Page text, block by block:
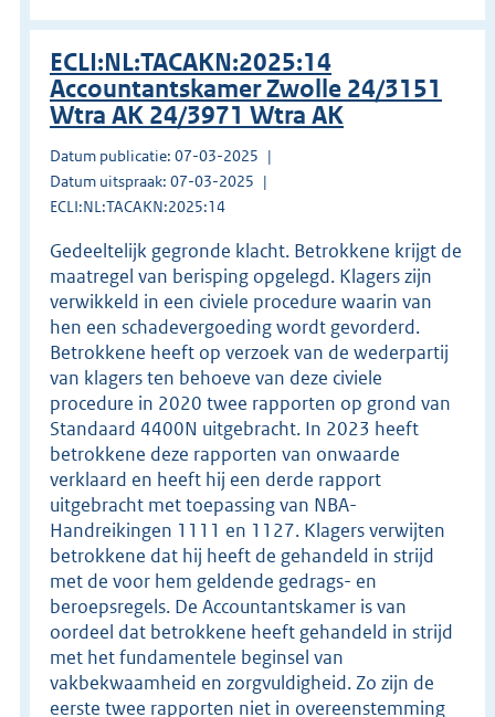
ECLI:NL:TACAKN:2025:14
Accountantskamer Zwolle 24/3151
Wtra AK 24/3971 Wtra AK
Datum publicatie: 07-03-2025
Datum uitspraak: 07-03-2025
ECLI:NL:TACAKN:2025:14
Gedeeltelijk gegronde klacht. Betrokkene krijgt de
maatregel van berisping opgelegd. Klagers zijn
verwikkeld in een civiele procedure waarin van
hen een schadevergoeding wordt gevorderd.
Betrokkene heeft op verzoek van de wederpartij
van klagers ten behoeve van deze civiele
procedure in 2020 twee rapporten op grond van
Standaard 4400N uitgebracht. In 2023 heeft
betrokkene deze rapporten van onwaarde
verklaard en heeft hij een derde rapport
uitgebracht met toepassing van NBA-
Handreikingen 1111 en 1127. Klagers verwijten
betrokkene dat hij heeft de gehandeld in strijd
met de voor hem geldende gedrags- en
beroepsregels. De Accountantskamer is van
oordeel dat betrokkene heeft gehandeld in strijd
met het fundamentele beginsel van
vakbekwaamheid en zorgvuldigheid. Zo zijn de
eerste twee rapporten niet in overeenstemming